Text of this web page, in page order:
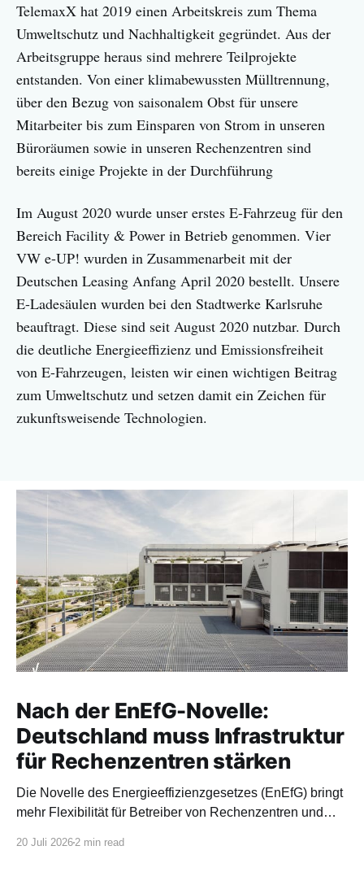
TelemaxX hat 2019 einen Arbeitskreis zum Thema
Umweltschutz und Nachhaltigkeit gegründet. Aus der
Arbeitsgruppe heraus sind mehrere Teilprojekte
entstanden. Von einer klimabewussten Mülltrennung,
über den Bezug von saisonalem Obst für unsere
Mitarbeiter bis zum Einsparen von Strom in unseren
Büroräumen sowie in unseren Rechenzentren sind
bereits einige Projekte in der Durchführung
Im August 2020 wurde unser erstes E-Fahrzeug für den
Bereich Facility & Power in Betrieb genommen. Vier
VW e-UP! wurden in Zusammenarbeit mit der
Deutschen Leasing Anfang April 2020 bestellt. Unsere
E-Ladesäulen wurden bei den Stadtwerke Karlsruhe
beauftragt. Diese sind seit August 2020 nutzbar. Durch
die deutliche Energieeffizienz und Emissionsfreiheit
von E-Fahrzeugen, leisten wir einen wichtigen Beitrag
zum Umweltschutz und setzen damit ein Zeichen für
zukunftsweisende Technologien.
Nach der EnEfG-Novelle:
Deutschland muss Infrastruktur
für Rechenzentren stärken
Die Novelle des Energieeffizienzgesetzes (EnEfG) bringt
mehr Flexibilität für Betreiber von Rechenzentren und
20 Juli 20262 min read